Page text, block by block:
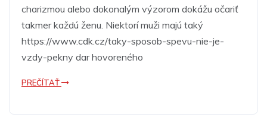
charizmou alebo dokonalým výzorom dokážu očariť
takmer každú ženu. Niektorí muži majú taký
https://www.cdk.cz/taky-sposob-spevu-nie-je-
vzdy-pekny dar hovoreného
PREČÍTAŤ